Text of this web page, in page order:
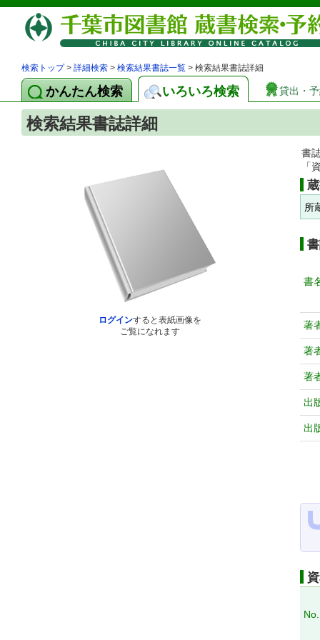
検索トップ> 詳細検索 > 検索結果書誌一覧 > 検索結果書誌詳細
かんたん検索 いろいろ検索 貸出・
検索結果書誌詳細
ログインすると表紙画像を
ご覧になれます
書
「
所
書
著
著
著
出
出
No.